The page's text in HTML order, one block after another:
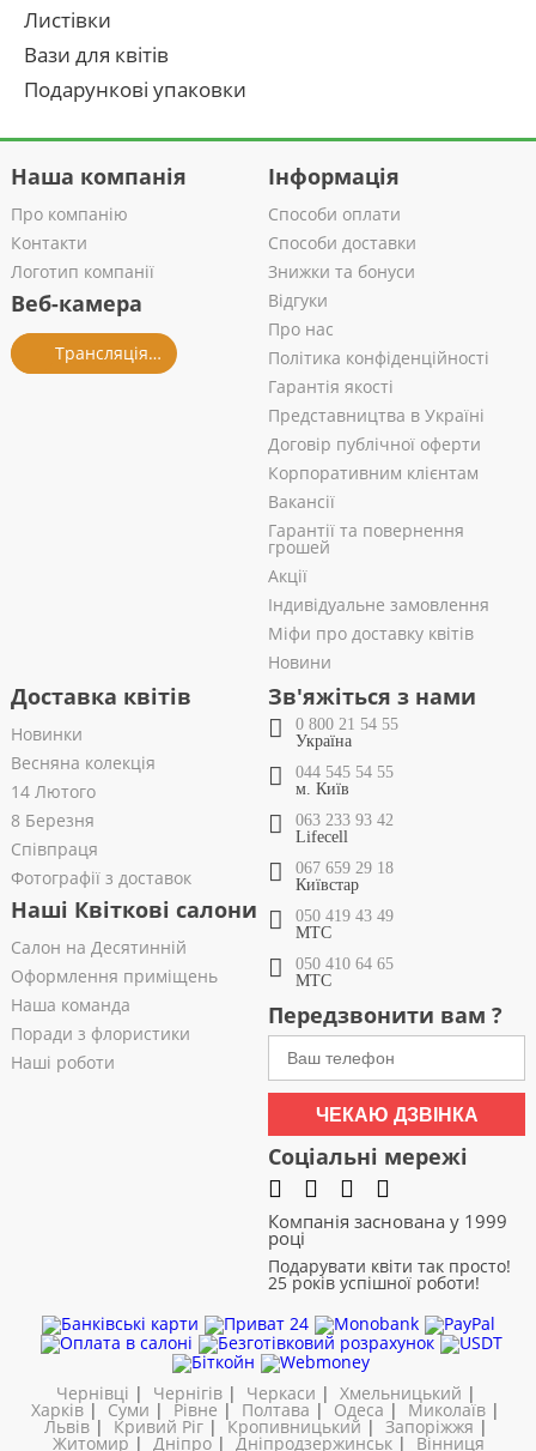
Листівки
Вази для квітів
Подарункові упаковки
Наша компанія
Про компанію
Контакти
Логотип компанії
Веб-камера
Трансляція із салону
Інформація
Способи оплати
Способи доставки
Знижки та бонуси
Відгуки
Про нас
Політика конфіденційності
Гарантія якості
Представництва в Україні
Договір публічної оферти
Корпоративним клієнтам
Вакансії
Гарантії та повернення
грошей
Акції
Індивідуальне замовлення
Міфи про доставку квітів
Новини
Доставка квітів
Новинки
Весняна колекція
14 Лютого
8 Березня
Співпраця
Фотографії з доставок
Наші Квіткові салони
Салон на Десятинній
Оформлення приміщень
Наша команда
Поради з флористики
Наші роботи
Зв'яжіться з нами
0 800 21 54 55
Україна
044 545 54 55
м. Київ
063 233 93 42
Lifecell
067 659 29 18
Київстар
050 419 43 49
МТС
050 410 64 65
МТС
Передзвонити вам ?
ЧЕКАЮ ДЗВІНКА
Соціальні мережі
Компанія заснована у 1999
році
Подарувати квіти так просто!
25 років успішної роботи!
Чернівці | Чернігів| Черкаси | Хмельницький |
Харків | Суми | Рівне | Полтава | Одеса | Миколаїв |
Львів| Кривий Ріг|Кропивницький | Запоріжжя |
Житомир | Дніпро| Дніпродзержинськ| Вінниця